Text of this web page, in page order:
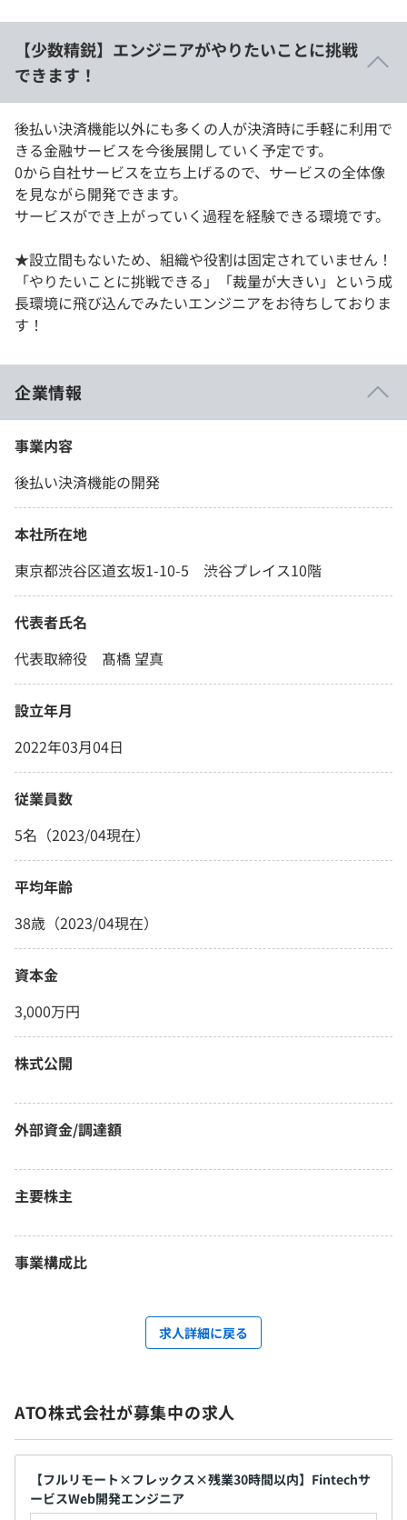
【少数精鋭】エンジニアがやりたいことに挑戦
できます！
後払い決済機能以外にも多くの人が決済時に手軽に利用で
きる金融サービスを今後展開していく予定です。
0から自社サービスを立ち上げるので、サービスの全体像
を見ながら開発できます。
サービスができ上がっていく過程を経験できる環境です。
★設立間もないため、組織や役割は固定されていません！
「やりたいことに挑戦できる」「裁量が大きい」という成
長環境に飛び込んでみたいエンジニアをお待ちしておりま
す！
企業情報
事業内容
後払い決済機能の開発
本社所在地
東京都渋谷区道玄坂1-10-5 渋谷プレイス10階
代表者氏名
代表取締役 髙橋 望真
設立年月
2022年03月04日
従業員数
5名（2023/04現在）
平均年齢
38歳（2023/04現在）
資本金
3,000万円
株式公開
外部資金/調達額
主要株主
事業構成比
求人詳細に戻る
ATO株式会社が募集中の求人
【フルリモート×フレックス×残業30時間以内】Fintechサ
ービスWeb開発エンジニア